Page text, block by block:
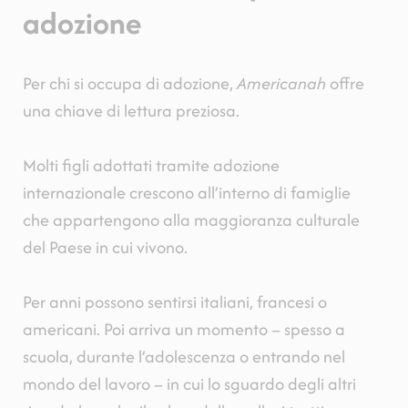
adozione
Per chi si occupa di adozione,Americanah offre
una chiave di lettura preziosa.
Molti figli adottati tramite adozione
internazionale crescono all’interno di famiglie
che appartengono alla maggioranza culturale
del Paese in cui vivono.
Per anni possono sentirsi italiani, francesi o
americani. Poi arriva un momento – spesso a
scuola, durante l’adolescenza o entrando nel
mondo del lavoro – in cui lo sguardo degli altri